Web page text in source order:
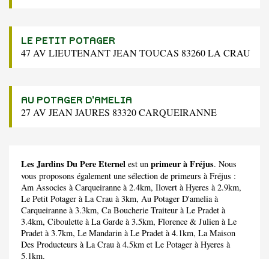
LE PETIT POTAGER
47 AV LIEUTENANT JEAN TOUCAS 83260 LA CRAU
AU POTAGER D'AMELIA
27 AV JEAN JAURES 83320 CARQUEIRANNE
Les Jardins Du Pere Eternel est un primeur à Fréjus. Nous
vous proposons également une sélection de primeurs à Fréjus :
Am Associes à Carqueiranne à 2.4km, Ilovert à Hyeres à 2.9km,
Le Petit Potager à La Crau à 3km, Au Potager D'ameliaà
Carqueiranne à 3.3km, Ca Boucherie Traiteur à Le Pradet à
3.4km, Ciboulette à La Garde à 3.5km, Florence & Julien à Le
Pradet à 3.7km, Le Mandarin à Le Pradet à 4.1km, La Maison
Des Producteurs à La Crau à 4.5km et Le Potager à Hyeres à
5.1km.